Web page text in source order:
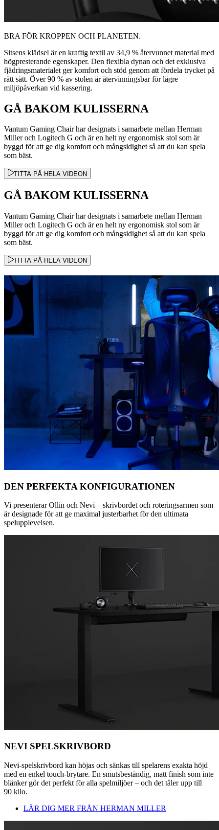
BRA FÖR KROPPEN OCH PLANETEN.
Sitsens klädsel är en kraftig textil av 34,9 % återvunnet material med
högpresterande egenskaper. Den flexibla dynan och det exklusiva
fjädringsmaterialet ger komfort och stöd genom att fördela trycket på
rätt sätt. Över 90 % av stolen är återvinningsbar för lägre
miljöpåverkan vid kassering.
GÅ BAKOM KULISSERNA
Vantum Gaming Chair har designats i samarbete mellan Herman
Miller och Logitech G och är en helt ny ergonomisk stol som är
byggd för att ge dig komfort och mångsidighet så att du kan spela
som bäst.
TITTA PÅ HELA VIDEON
GÅ BAKOM KULISSERNA
Vantum Gaming Chair har designats i samarbete mellan Herman
Miller och Logitech G och är en helt ny ergonomisk stol som är
byggd för att ge dig komfort och mångsidighet så att du kan spela
som bäst.
TITTA PÅ HELA VIDEON
DEN PERFEKTA KONFIGURATIONEN
Vi presenterar Ollin och Nevi – skrivbordet och roteringsarmen som
är designade för att ge maximal justerbarhet för den ultimata
spelupplevelsen.
NEVI SPELSKRIVBORD
Nevi-spelskrivbord kan höjas och sänkas till spelarens exakta höjd
med en enkel touch-brytare. En smutsbeständig, matt finish som inte
blänker gör det perfekt för alla spelmiljöer – och det tåler upp till
90 kilo.
LÄR DIG MER FRÅN HERMAN MILLER